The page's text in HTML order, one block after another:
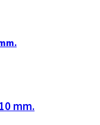
mm.